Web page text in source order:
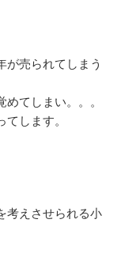
が売られてしまう
てしまい。。。
します。
考えさせられる小